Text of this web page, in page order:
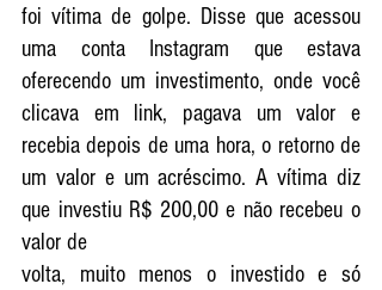
foi vítima de golpe. Disse que acessou
uma conta Instagram que estava
oferecendo um investimento, onde você
clicava em link, pagava um valor e
recebia depois de uma hora, o retorno de
um valor e um acréscimo. A vítima diz
que investiu R$ 200,00 e não recebeu o
valor de
volta, muito menos o investido e só